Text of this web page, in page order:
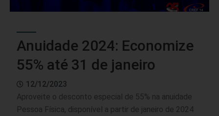
Anuidade 2024: Economize
55% até 31 de janeiro
12/12/2023
Aproveite o desconto especial de 55% na anuidade
Pessoa Física, disponível a partir de janeiro de 2024